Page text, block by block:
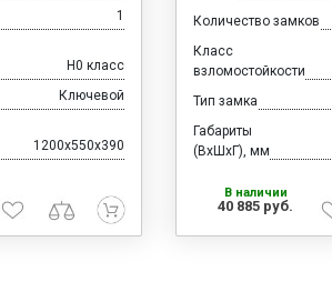
1
H0 класс
Ключевой
1200x550x390
Количество замков
Класс
взломостойкости
Тип замка
Габариты
(ВхШхГ), мм
В наличии
40 885 руб.